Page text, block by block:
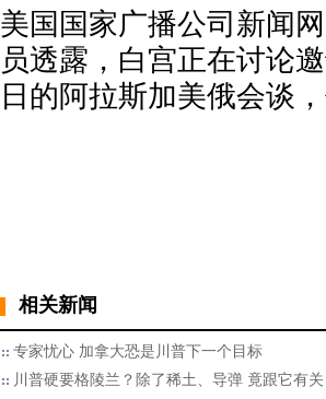
美国国家广播公司新闻
员透露，白宫正在讨论
日的阿拉斯加美俄会谈
相关新闻
专家忧心 加拿大恐是川普下一个目标
川普硬要格陵兰？除了稀土、导弹 竟跟它有关